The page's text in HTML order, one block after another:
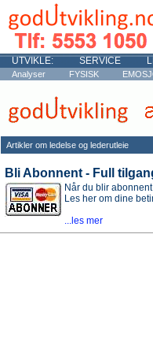
UTVIKLE: SERVICE
Analyser FYSISK
Artikler om ledelse og lederutleie
Bli Abonnent - Full
Når du blir
Les her om dine
...les mer